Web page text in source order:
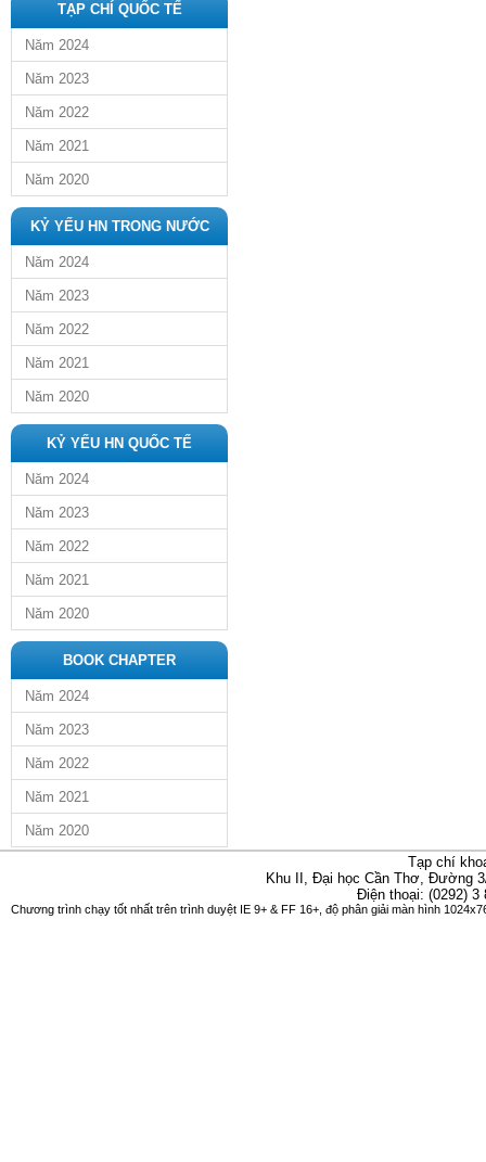
TẠP CHÍ QUỐC TẾ
Năm 2024
Năm 2023
Năm 2022
Năm 2021
Năm 2020
KỶ YẾU HN TRONG NƯỚC
Năm 2024
Năm 2023
Năm 2022
Năm 2021
Năm 2020
KỶ YẾU HN QUỐC TẾ
Năm 2024
Năm 2023
Năm 2022
Năm 2021
Năm 2020
BOOK CHAPTER
Năm 2024
Năm 2023
Năm 2022
Năm 2021
Năm 2020
Tạp chí
Khu II, Đại học Cần Thơ, Đường
Điện thoại: (0292)
Chương trình chạy tốt nhất trên trình duyệt IE 9+ & FF 16+, độ phân giải màn hình